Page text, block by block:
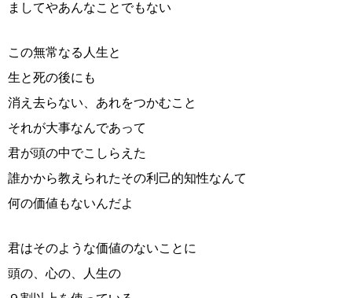
ましてやあんなことでもない
この無常なる人生と
生と死の後にも
消え去らない、あれをつかむこと
それが大事なんであって
君が頭の中でこしらえた
誰かから教えられたその利己的知性なんて
何の価値もないんだよ
君はそのような価値のないことに
頭の、心の、人生の